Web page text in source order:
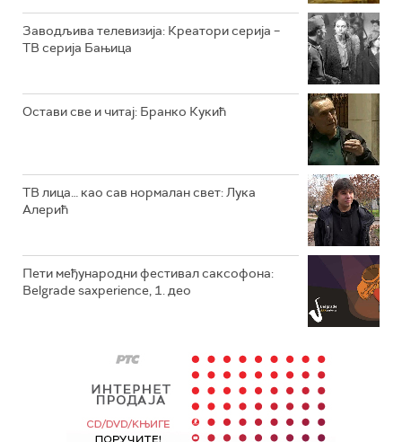
Заводљива телевизија: Креатори серија –
ТВ серија Бањица
Остави све и читај: Бранко Кукић
ТВ лица… као сав нормалан свет: Лука
Алерић
Пети међународни фестивал саксофона:
Belgrade saxperience, 1. део